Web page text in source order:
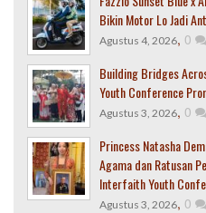
Bikin Motor Lo Jadi
Agustus 4, 2026, 0
Building Bridges
Youth Conference
Agustus 3, 2026, 0
Princess Natasha
Agama dan Ratusan
Interfaith Youth
Agustus 3, 2026, 0